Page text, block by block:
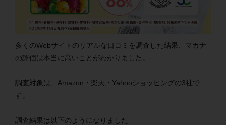
多くのWebサイトのリアルな口コミを調査した結果、マカナ
の評価は本当に高いことがわかりました。
調査対象は、Amazon・楽天・Yahooショッピングの3社で
す。
調査結果は以下のようになりました↓